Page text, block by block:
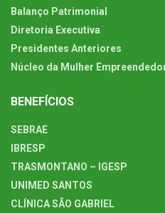
Balanço Patrimonial
Diretoria Executiva
Presidentes Anteriores
Núcleo da Mulher
BENEFÍCIOS
SEBRAE
IBRESP
TRASMONTANO – IGESP
UNIMED SANTOS
CLÍNICA SÃO GABRIEL